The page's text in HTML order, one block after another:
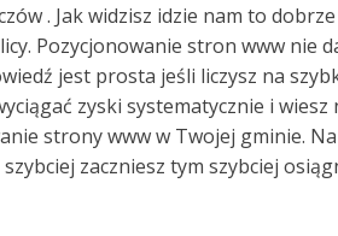
. Jak widzisz idzie nam to
Pozycjonowanie stron www nie
jest prosta jeśli liczysz na
zyski systematycznie i
strony www w Twojej gminie.
zaczniesz tym szybciej